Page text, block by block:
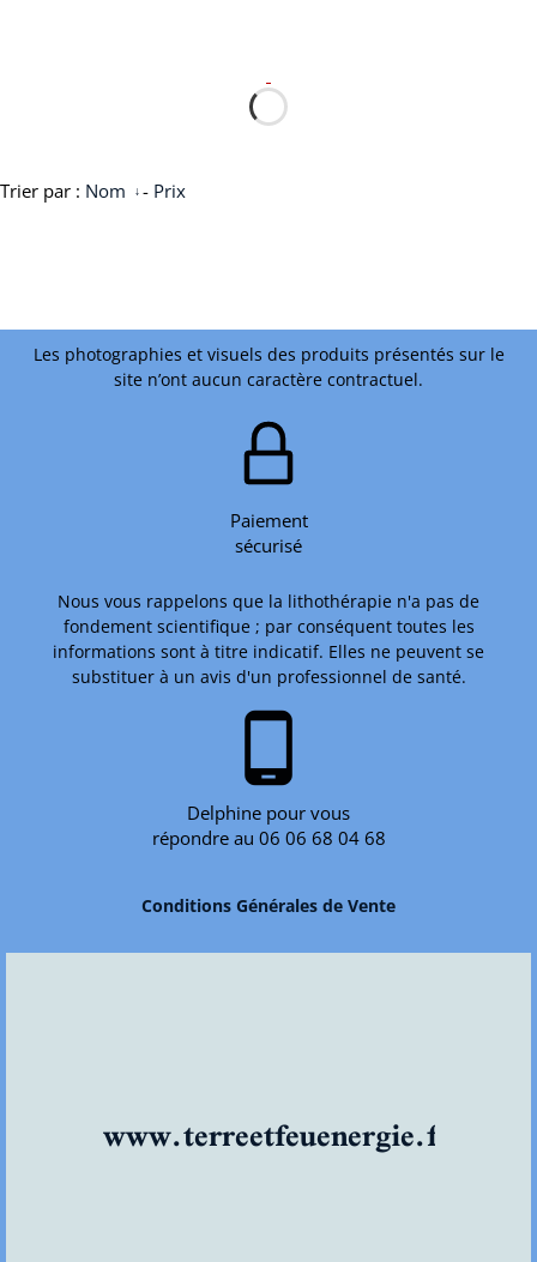
Trier par : Nom - Prix
Les photographies et visuels des produits présentés sur le
site n’ont aucun caractère contractuel.
Paiement
sécurisé
Nous vous rappelons que la lithothérapie n'a pas de
fondement scientifique ; par conséquent toutes les
informations sont à titre indicatif. Elles ne peuvent se
substituer à un avis d'un professionnel de santé.
phone_android
Delphine pour vous
répondre au 06 06 68 04 68
Conditions Générales de Vente
www.terreetfeuenergie.fr